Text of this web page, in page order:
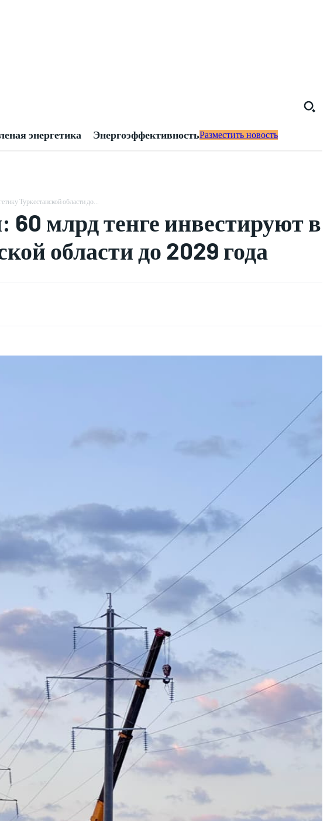
энергетика ЭнергоэффективностьРазместить новость
Туркестанской области до...
60 млрд тенге инвестируют в
области до 2029 года